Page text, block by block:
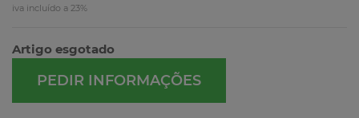
iva incluído a 23%
Artigo esgotado
PEDIR INFORMAÇÕES